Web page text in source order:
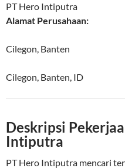
PT Hero Intiputra
Alamat Perusahaan:
Cilegon, Banten
Cilegon, Banten, ID
Deskripsi
Intiputra
PT Hero Intiputra mencari